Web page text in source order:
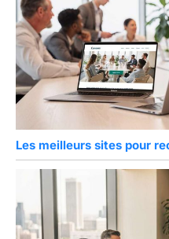
Les meilleurs sites pour